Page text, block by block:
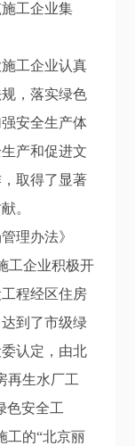
工企业集
工企业认真
，落实绿色
安全生产体
产和促进文
取得了显著
。
理办法》
工企业积极开
程经区住房
到了市级绿
认定，由北
再生水厂工
色安全工
工的“北京丽